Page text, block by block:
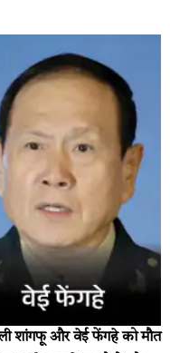
ली शांगफू और वेई फेंगहे को मौत